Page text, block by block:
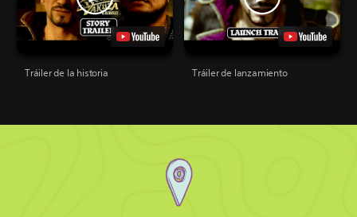
Tráiler de la historia Tráiler de lanzamiento